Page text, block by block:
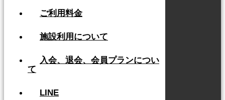
ご利用料金
施設利用について
入会、退会、会員プランについ
て
LINE